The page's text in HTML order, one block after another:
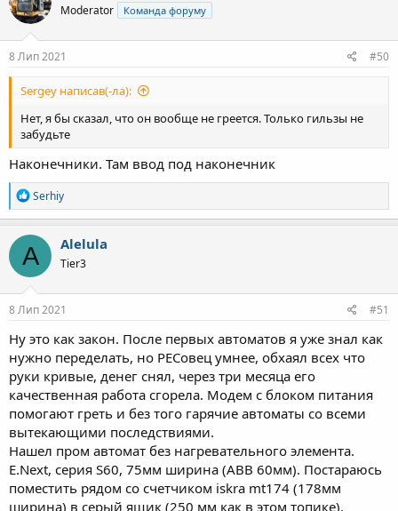
Moderator Команда форуму
8 Лип 2021 #50
Sergey написав(-ла):
Нет, я бы сказал, что он вообще не греется. Только гильзы не
забудьте
Наконечники. Там ввод под наконечник
Р
е
а
к
ц
ї
:
Serhiy
A Alelula
Tier3
8 Лип 2021 #51
Ну это как закон. После первых автоматов я уже знал как
нужно переделать, но РЕСовец умнее, обхаял всех что
руки кривые, денег снял, через три месяца его
качественная работа сгорела. Модем с блоком питания
помогают греть и без того гарячие автоматы со всеми
вытекающими последствиями.
Нашел пром автомат без нагревательного элемента.
E.Next, серия S60, 75мм ширина (ABB 60мм). Постараюсь
поместить рядом со счетчиком iskra mt174 (178мм
ширина) в серый ящик (250 мм как в этом топике).